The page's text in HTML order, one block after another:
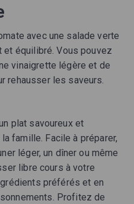
avec une salade verte
et équilibré. Vous pouvez
vinaigrette légère et de
rehausser les saveurs.
plat savoureux et
famille. Facile à préparer,
léger, un dîner ou même
libre cours à votre
préférés et en
Profitez de